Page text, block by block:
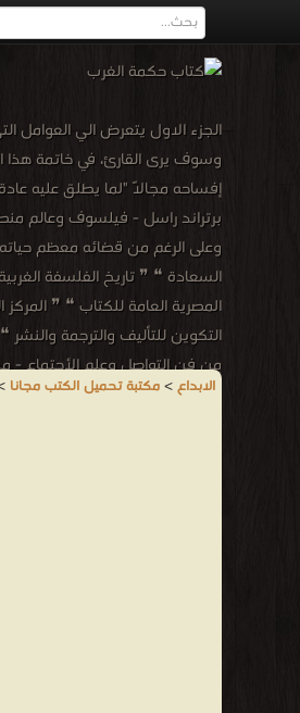
الجزء الاول يتعرض الي العوامل
وسوف يرى القارئ، في خاتمة هذا
إفساحه مجالًا "لما يطلق عليه
برتراند راسل - فيلسوف وعالم
المصرية العامة للكتاب ❝ ❞
التكوين للتأليف والترجمة
من فن التواصل وعلم الأجتماع -
الابداع>مكتبة تحميل الكتب مجانا